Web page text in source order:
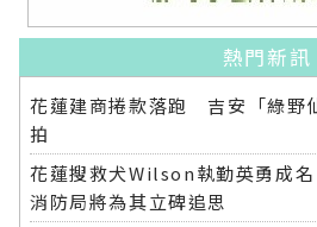
熱門新訊
花蓮建商捲款落跑 吉安「綠野
拍
花蓮搜救犬Wilson執勤英勇成
消防局將為其立碑追思